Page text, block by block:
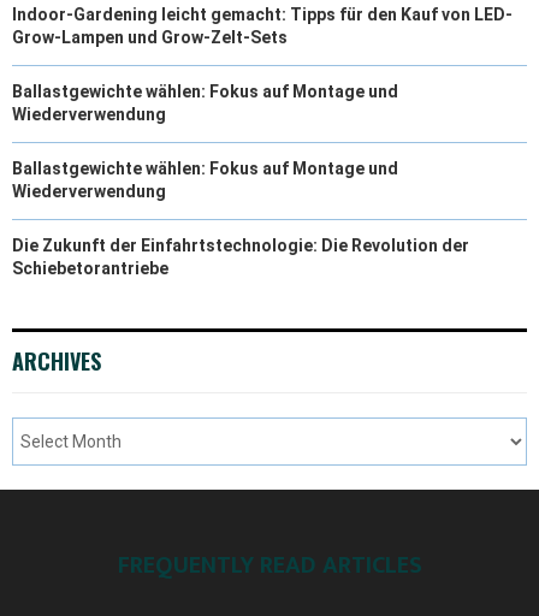
Indoor-Gardening leicht gemacht: Tipps für den Kauf von LED-
Grow-Lampen und Grow-Zelt-Sets
Ballastgewichte wählen: Fokus auf Montage und
Wiederverwendung
Ballastgewichte wählen: Fokus auf Montage und
Wiederverwendung
Die Zukunft der Einfahrtstechnologie: Die Revolution der
Schiebetorantriebe
ARCHIVES
FREQUENTLY READ ARTICLES